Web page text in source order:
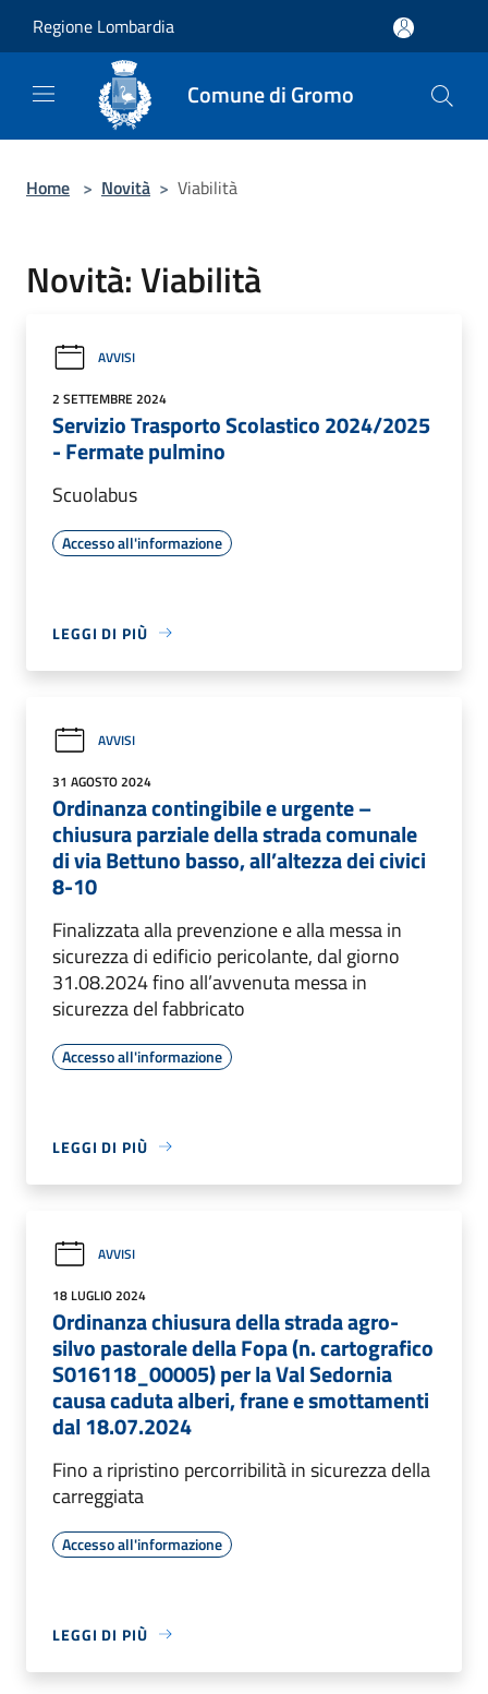
Regione Lombardia
Comune di Gromo
Home > Novità > Viabilità
Novità: Viabilità
AVVISI
2 SETTEMBRE 2024
Servizio Trasporto Scolastico 2024/2025
- Fermate pulmino
Scuolabus
Accesso all'informazione
LEGGI DI PIÙ
AVVISI
31 AGOSTO 2024
Ordinanza contingibile e urgente –
chiusura parziale della strada comunale
di via Bettuno basso, all’altezza dei civici
8-10
Finalizzata alla prevenzione e alla messa in
sicurezza di edificio pericolante, dal giorno
31.08.2024 fino all’avvenuta messa in
sicurezza del fabbricato
Accesso all'informazione
LEGGI DI PIÙ
AVVISI
18 LUGLIO 2024
Ordinanza chiusura della strada agro-
silvo pastorale della Fopa (n. cartografico
S016118_00005) per la Val Sedornia
causa caduta alberi, frane e smottamenti
dal 18.07.2024
Fino a ripristino percorribilità in sicurezza della
carreggiata
Accesso all'informazione
LEGGI DI PIÙ